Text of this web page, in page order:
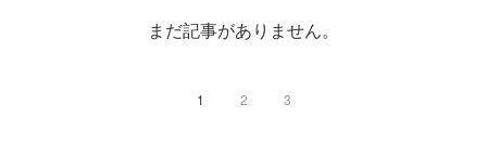
まだ記事がありません。
1 2 3